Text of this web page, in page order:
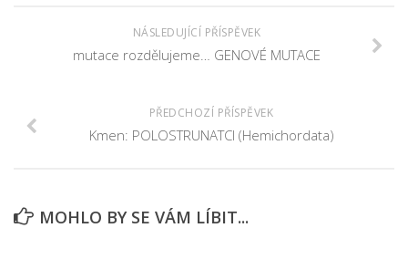
NÁSLEDUJÍCÍ PŘÍSPĚVEK
mutace rozdělujeme… GENOVÉ MUTACE
PŘEDCHOZÍ PŘÍSPĚVEK
Kmen: POLOSTRUNATCI (Hemichordata)
MOHLO BY SE VÁM LÍBIT...